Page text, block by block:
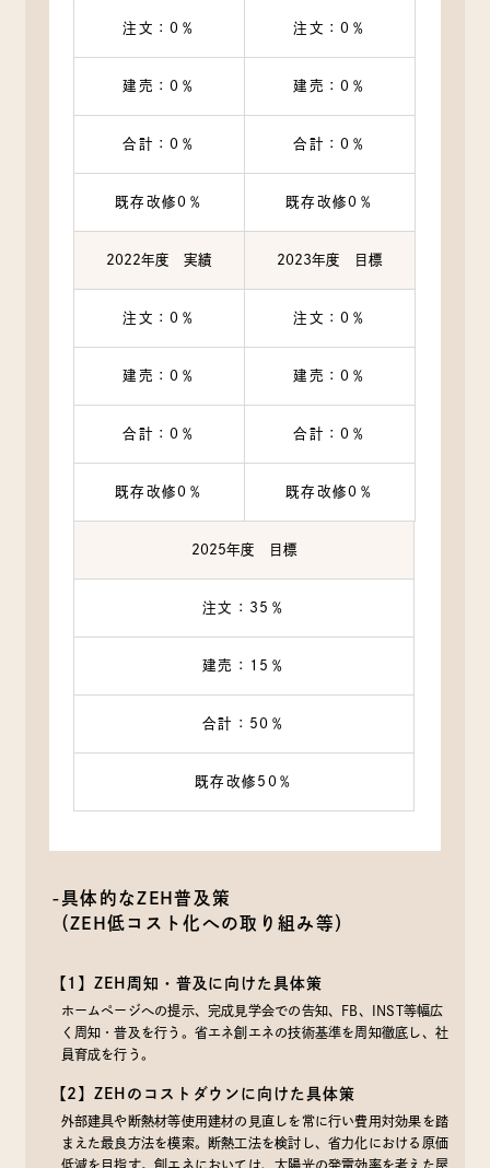
注文：0％ 注文：0％
建売：0％ 建売：0％
合計：0％ 合計：0％
既存改修0％ 既存改修0％
2022年度 実績 2023年度 目標
注文：0％ 注文：0％
建売：0％ 建売：0％
合計：0％ 合計：0％
既存改修0％ 既存改修0％
2025年度 目標
注文：35％
建売：15％
合計：50％
既存改修50％
-具体的なZEH普及策
（ZEH低コスト化への取り組み等）
【1】ZEH周知・普及に向けた具体策
ホームページへの提示、完成見学会での告知、FB、INST等幅広
く周知・普及を行う。省エネ創エネの技術基準を周知徹底し、社
員育成を行う。
【2】ZEHのコストダウンに向けた具体策
外部建具や断熱材等使用建材の見直しを常に行い費用対効果を踏
まえた最良方法を模索。断熱工法を検討し、省力化における原価
低減を目指す。創エネにおいては、太陽光の発電効率を考えた屋